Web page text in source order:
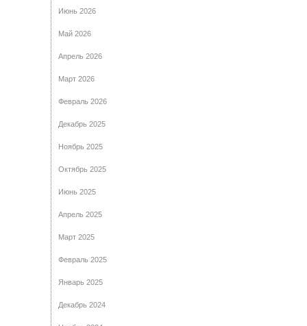
Июнь 2026
Май 2026
Апрель 2026
Март 2026
Февраль 2026
Декабрь 2025
Ноябрь 2025
Октябрь 2025
Июнь 2025
Апрель 2025
Март 2025
Февраль 2025
Январь 2025
Декабрь 2024